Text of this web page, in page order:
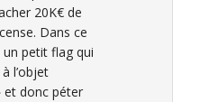
20K€ de
Dans ce
petit flag qui
l’objet
et donc péter